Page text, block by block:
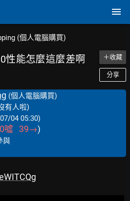
(個人電腦購買)
性能怎麼這麼差啊 ＋收藏
分享
(個人電腦購買)
有人啦)
04 05:30)
0噓 39→)
與